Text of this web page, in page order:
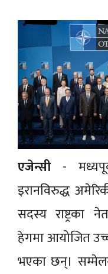
एजेन्सी -
इरानविरुद्ध
सदस्य राष्ट्रका
हेगमा आयोजित
भएका छन्।